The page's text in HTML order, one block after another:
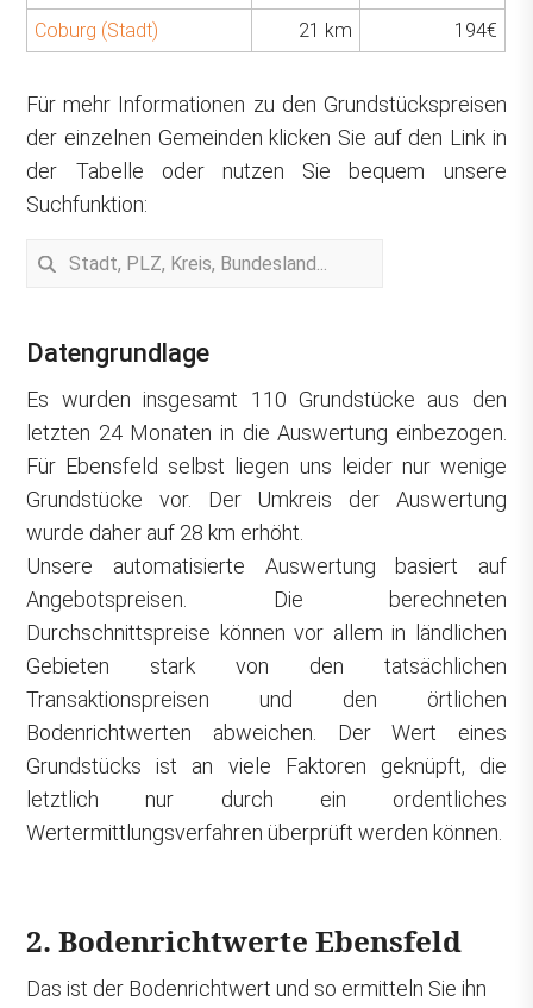
Coburg (Stadt)
21 km 194€
Für mehr Informationen zu den Grundstückspreisen
der einzelnen Gemeinden klicken Sie auf den Link in
der Tabelle oder nutzen Sie bequem unsere
Suchfunktion:
Datengrundlage
Es wurden insgesamt 110 Grundstücke aus den
letzten 24 Monaten in die Auswertung einbezogen.
Für Ebensfeld selbst liegen uns leider nur wenige
Grundstücke vor. Der Umkreis der Auswertung
wurde daher auf 28 km erhöht.
Unsere automatisierte Auswertung basiert auf
Angebotspreisen. Die berechneten
Durchschnittspreise können vor allem in ländlichen
Gebieten stark von den tatsächlichen
Transaktionspreisen und den örtlichen
Bodenrichtwerten abweichen. Der Wert eines
Grundstücks ist an viele Faktoren geknüpft, die
letztlich nur durch ein ordentliches
Wertermittlungsverfahren überprüft werden können.
2. Bodenrichtwerte Ebensfeld
Das ist der Bodenrichtwert und so ermitteln Sie ihn